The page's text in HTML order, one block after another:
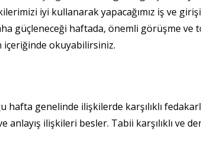
iyi kullanarak yapacağımız iş ve
güçleneceği haftada, önemli görüşme ve
içeriğinde okuyabilirsiniz.
hafta genelinde ilişkilerde karşılıklı
anlayış ilişkileri besler. Tabii karşılıklı ve